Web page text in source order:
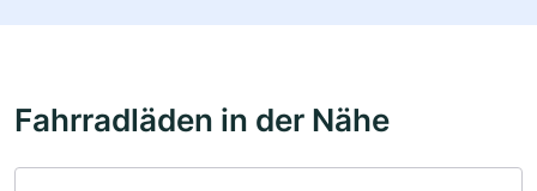
Fahrradläden in der Nähe